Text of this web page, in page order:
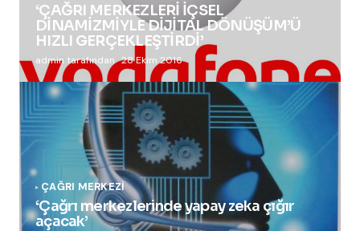
‘ÇAĞRI MERKEZLERİ İÇSEL
DİNAMİZMİYLE DİJİTAL DÖNÜŞÜM’Ü
HIZLI GERÇEKLEŞTİRDİ’
admin tarafından 28 Ekim 2016
ÇAĞRI MERKEZI
‘Çağrı merkezlerinde yapay zeka çığır
açacak’